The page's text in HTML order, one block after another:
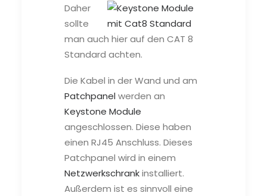
Daher
sollte
man auch hier auf den CAT 8
Standard achten.
Die Kabel in der Wand und am
Patchpanel werden an
Keystone Module
angeschlossen. Diese haben
einen RJ45 Anschluss. Dieses
Patchpanel wird in einem
Netzwerkschrankinstalliert.
Außerdem ist es sinnvoll eine